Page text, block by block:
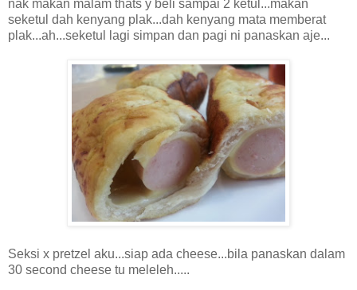
nak makan malam thats y beli sampai 2 ketul...makan
seketul dah kenyang plak...dah kenyang mata memberat
plak...ah...seketul lagi simpan dan pagi ni panaskan aje...
Seksi x pretzel aku...siap ada cheese...bila panaskan dalam
30 second cheese tu meleleh.....